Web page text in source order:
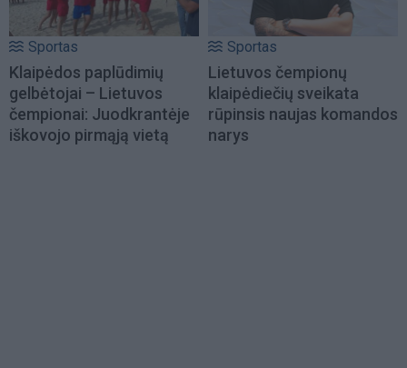
Sportas
Klaipėdos paplūdimių
gelbėtojai – Lietuvos
čempionai: Juodkrantėje
iškovojo pirmąją vietą
Sportas
Lietuvos čempionų
klaipėdiečių sveikata
rūpinsis naujas komandos
narys